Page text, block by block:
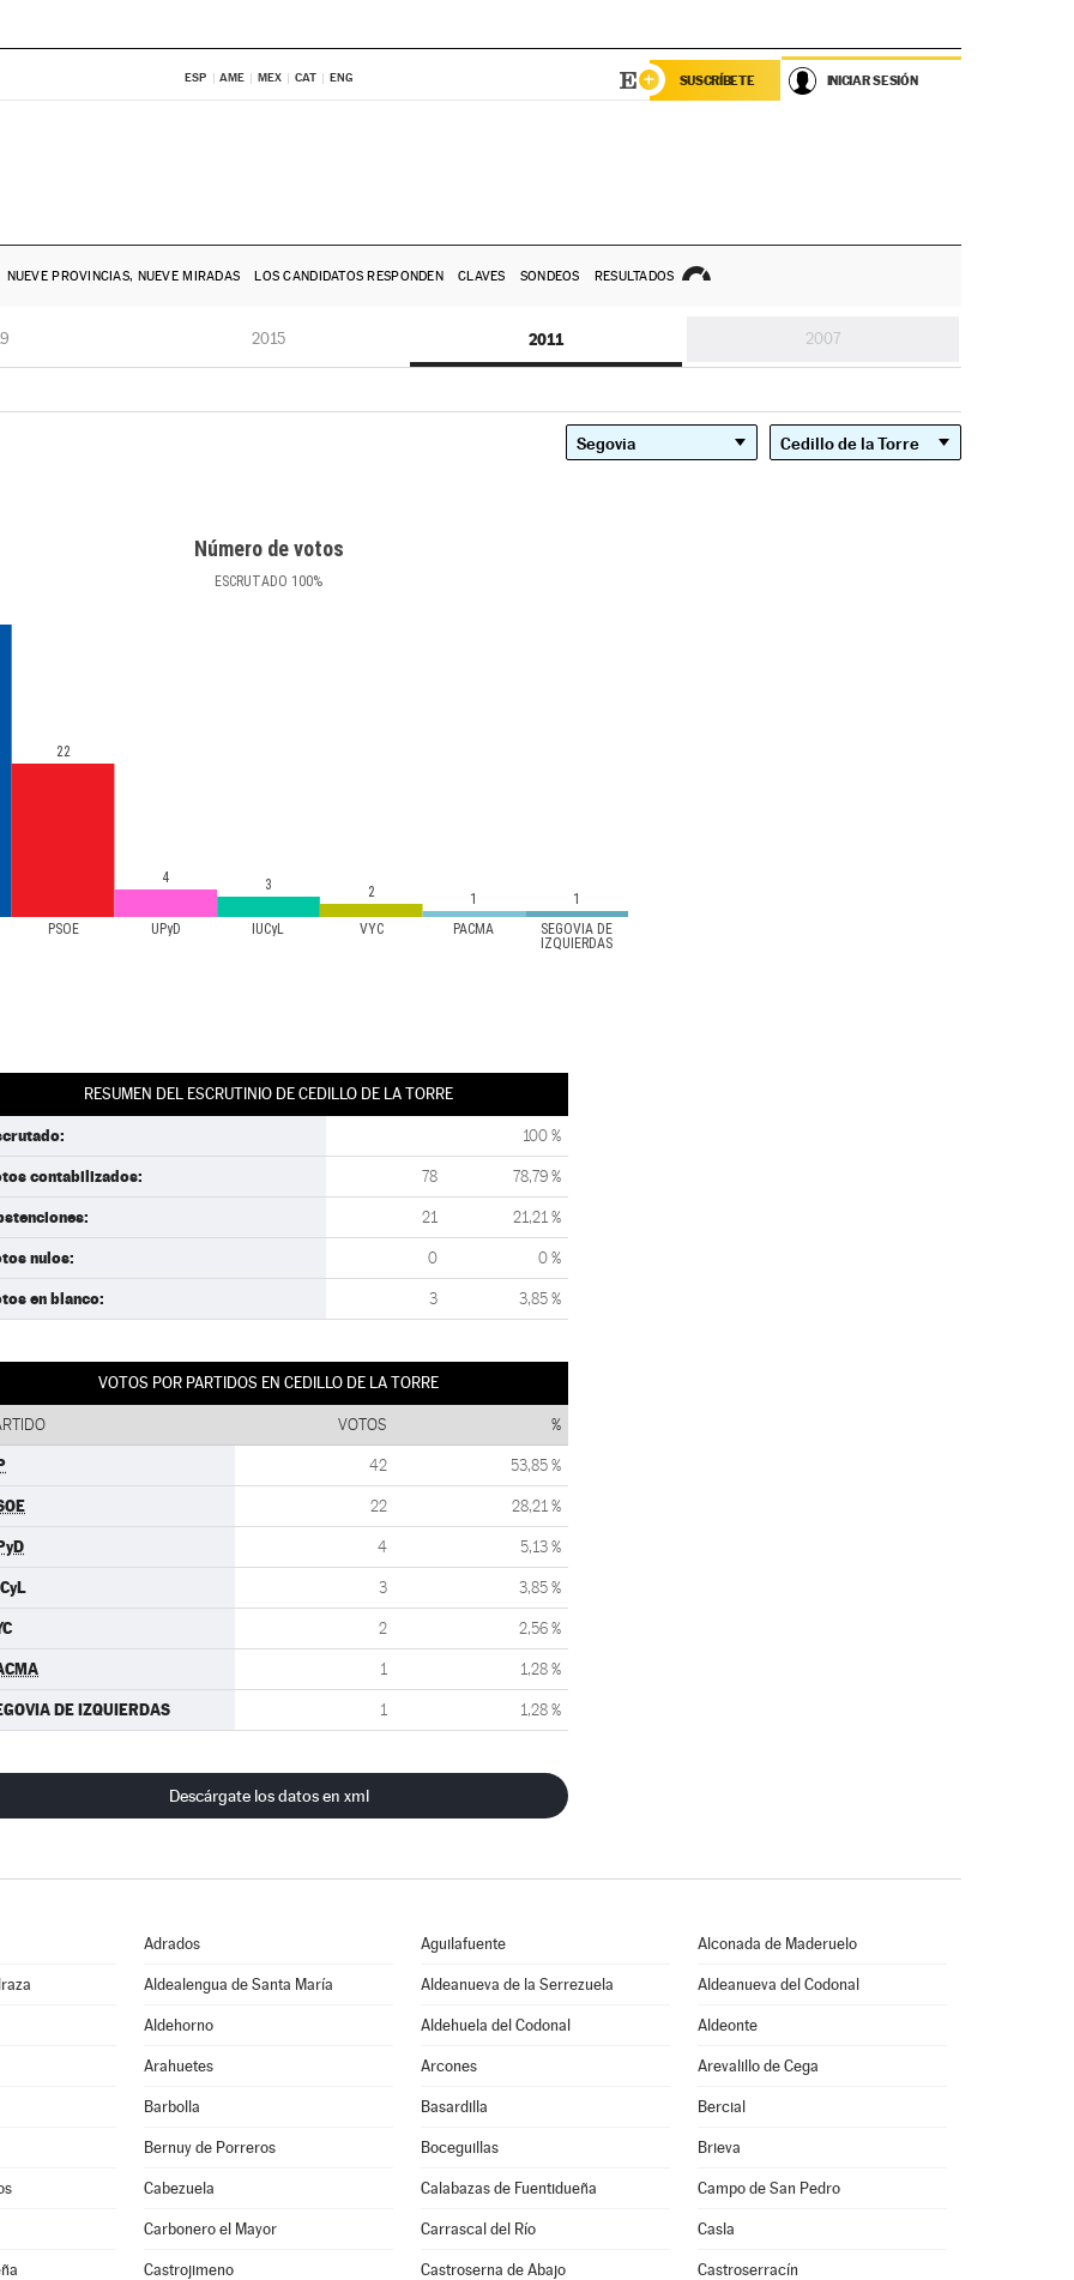
ESP AME MEX CAT ENG SUSCRÍBETE INICIAR SESIÓN
NUEVE PROVINCIAS, NUEVE MIRADAS LOS CANDIDATOS RESPONDEN CLAVES SONDEOS RESULTADOS
2015 2011 2007
Número de votos
ESCRUTADO 100%
PSOE UPyD IUCyL VYC PACMA
SEGOVIA DE
IZQUIERDAS
22
4 3 2 1 1
RESUMEN DEL ESCRUTINIO DE CEDILLO DE LA TORRE
100 %
contabilizados: 78 78,79 %
21 21,21 %
nulos: 0 0 %
en blanco: 3 3,85 %
VOTOS POR PARTIDOS EN CEDILLO DE LA TORRE
VOTOS %
42 53,85 %
22 28,21 %
4 5,13 %
3 3,85 %
2 2,56 %
1 1,28 %
DE IZQUIERDAS 1 1,28 %
Descárgate los datos en xml
Adrados Aguilafuente Alconada de Maderuelo
Aldealengua de Santa María Aldeanueva de la Serrezuela Aldeanueva del Codonal
Aldehorno Aldehuela del Codonal Aldeonte
Arahuetes Arcones Arevalillo de Cega
Barbolla Basardilla Bercial
Bernuy de Porreros Boceguillas Brieva
Cabezuela Calabazas de Fuentidueña Campo de San Pedro
Carbonero el Mayor Carrascal del Río Casla
Castrojimeno Castroserna de Abajo Castroserracín